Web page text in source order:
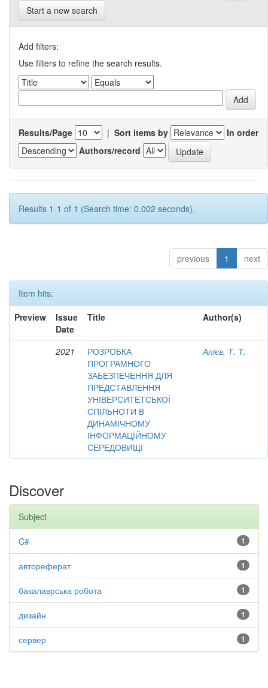
Start a new search
Add filters:
Use filters to refine the search results.
Results/Page | Sort items by
In order
Authors/record
Results 1-1 of 1 (Search time: 0.002 seconds).
previous 1 next
Item hits:
Preview
Issue
Date
Title Author(s)
2021
РОЗРОБКА
ПРОГРАМНОГО
ЗАБЕЗПЕЧЕННЯ ДЛЯ
ПРЕДСТАВЛЕННЯ
УНІВЕРСИТЕТСЬКОЇ
СПІЛЬНОТИ В
ДИНАМІЧНОМУ
ІНФОРМАЦІЙНОМУ
СЕРЕДОВИЩІ
Алієв, Т. Т.
Discover
Subject
1
C#
1
автореферат
1
бакалаврська робота
1
дизайн
1
сервер